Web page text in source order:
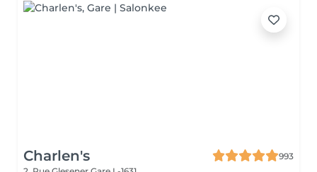
Charlen's
993